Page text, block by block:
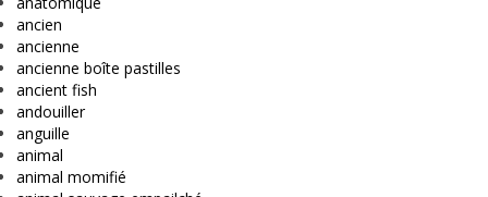
ancien
ancienne
ancienne boîte pastilles
ancient fish
andouiller
anguille
animal
animal momifié